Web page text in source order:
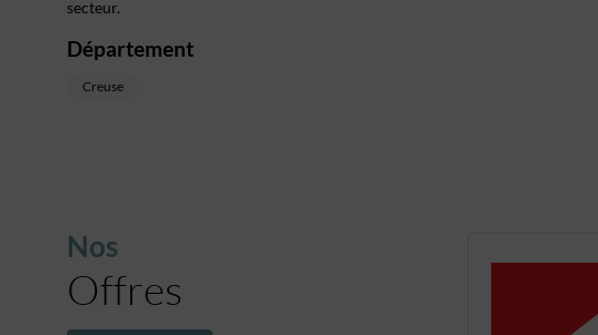
secteur.
Département
Creuse
Nos
Offres